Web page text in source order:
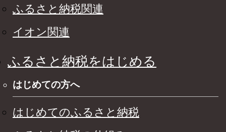
ふるさと納税関連
イオン関連
ふるさと納税をはじめる
はじめての方へ
はじめてのふるさと納税